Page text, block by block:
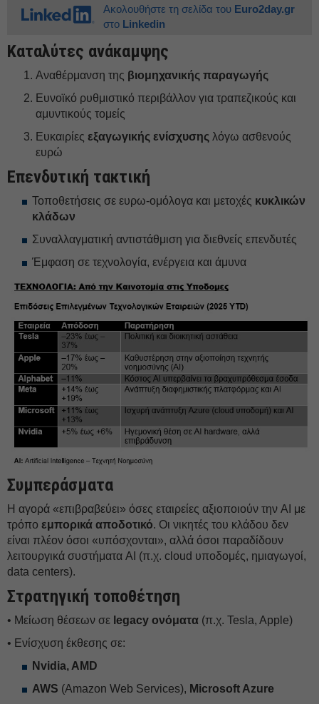
Ακολουθήστε τη σελίδα του Euro2day.gr
στο Linkedin
Καταλύτες ανάκαμψης
Αναθέρμανση της βιομηχανικής παραγωγής
Ευνοϊκό ρυθμιστικό περιβάλλον για τραπεζικούς και
αμυντικούς τομείς
Ευκαιρίες εξαγωγικής ενίσχυσης λόγω ασθενούς
ευρώ
Επενδυτική τακτική
Τοποθετήσεις σε ευρω-ομόλογα και μετοχές κυκλικών
κλάδων
Συναλλαγματική αντιστάθμιση για διεθνείς επενδυτές
Έμφαση σε τεχνολογία, ενέργεια και άμυνα
Συμπεράσματα
Η αγορά «επιβραβεύει» όσες εταιρείες αξιοποιούν την AI με
τρόπο εμπορικά αποδοτικό. Οι νικητές του κλάδου δεν
είναι πλέον όσοι «υπόσχονται», αλλά όσοι παραδίδουν
λειτουργικά συστήματα AI (π.χ. cloud υποδομές, ημιαγωγοί,
data centers).
Στρατηγική τοποθέτηση
• Μείωση θέσεων σε legacy ονόματα (π.χ. Tesla, Apple)
• Ενίσχυση έκθεσης σε:
Nvidia, AMD
AWS (Amazon Web Services), Microsoft Azure